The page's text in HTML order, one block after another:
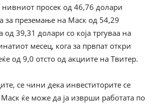
нивниот просек од 46,76 долари
за преземање на Маск од 54,29
од 39,31 долари со која тргуваа на
месец, кога за првпат откри
од 9,0 отсто од акциите на Твитер.
се чини дека инвеститорите се
ќе може да ја изврши работата по